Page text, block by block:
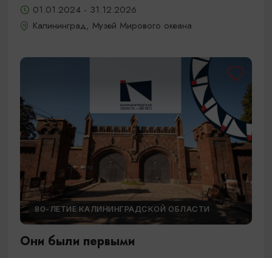
01.01.2024 - 31.12.2026
Калининград, Музей Мирового океана
80-ЛЕТИЕ КАЛИНИНГРАДСКОЙ ОБЛАСТИ
Они были первыми